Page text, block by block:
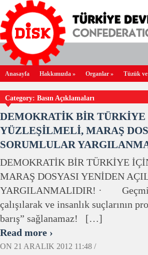
Anasayfa Hakkımızda » Organlar » Tüzük
Category: Basın Açıklamaları
DEMOKRATİK BİR
YÜZLEŞİLMELİ, MARAŞ
SORUMLULAR
DEMOKRATİK BİR TÜRKİYE
MARAŞ DOSYASI YENİDEN
YARGILANMALIDIR! ·
çalışılarak ve insanlık suçlarının
barış” sağlanamaz! […]
Read more ›
ON 21 ARALIK 2012 11:48 /